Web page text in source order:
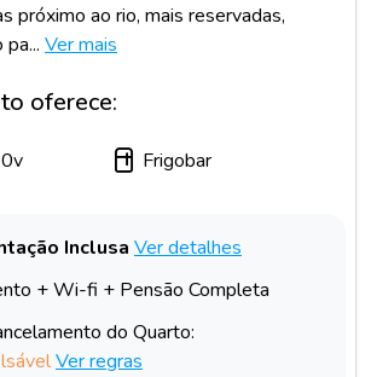
próximo ao rio, mais reservadas,
Ver mais
oferece:
Frigobar
Inclusa Ver detalhes
+ Wi-fi + Pensão Completa
do Quarto:
Ver regras